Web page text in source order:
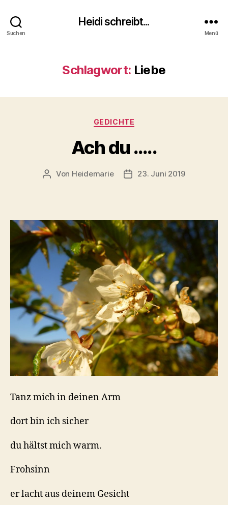
Suchen
Heidi schreibt...
Menü
Schlagwort: Liebe
Kategorien
GEDICHTE
Ach du …..
Beitragsautor
Von Heidemarie Veröffentlichungsdatum
23. Juni 2019
Tanz mich in deinen Arm
dort bin ich sicher
du hältst mich warm.
Frohsinn
er lacht aus deinem Gesicht